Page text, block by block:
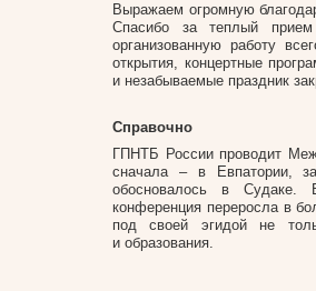
Выражаем огромную
Спасибо за теплый
организованную работу
открытия, концертные
и незабываемые праздник
Справочно
ГПНТБ России проводит
сначала – в Евпатории,
обосновалось в Судаке.
конференция переросла в
под своей эгидой не
и образования.